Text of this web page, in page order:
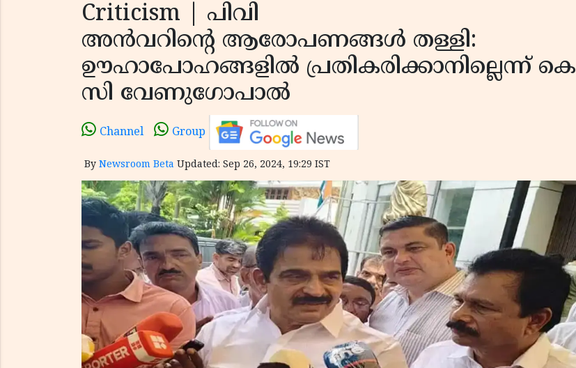
Criticism | പിവി
അന്‍വറിന്റെ ആരോപണങ്ങള്‍ തള്ളി:
ഊഹാപോഹങ്ങളില്‍ പ്രതികരിക്കാനില്ലെന്ന് കെ
സി വേണുഗോപാല്‍
Channel Group
By Newsroom Beta Updated: Sep 26, 2024, 19:29 IST